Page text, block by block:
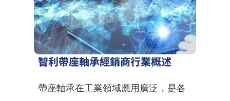
智利帶座軸承經銷商行業概述
帶座軸承在工業領域應用廣泛，是各